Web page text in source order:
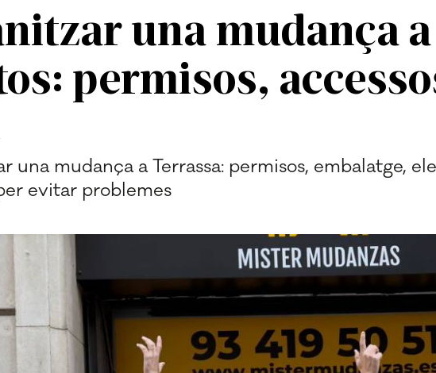
una mudança
permisos,
una mudança a Terrassa: permisos, embalatge,
evitar problemes